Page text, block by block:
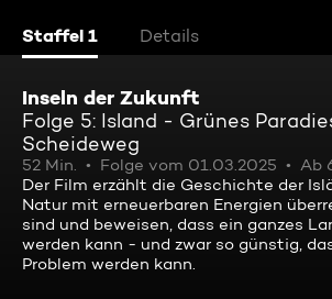
Staffel 1 Details
Inseln der Zukunft
Folge 5: Island - Grünes
Scheideweg
52 Min. Folge vom 01.03.2025
Ab
Der Film erzählt die Geschichte der
Natur mit erneuerbaren Energien
sind und beweisen, dass ein ganzes
werden kann - und zwar so günstig,
Problem werden kann.